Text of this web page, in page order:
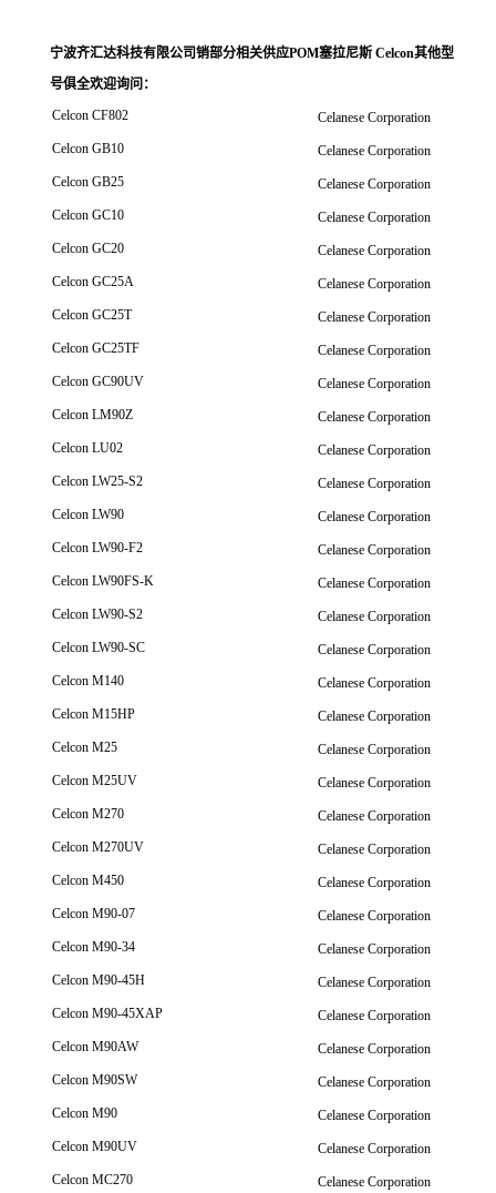
宁波齐汇达科技有限公司销部分相关供应POM塞拉尼斯 Celcon其他型
号俱全欢迎询问 ：
Celcon CF802
Celanese Corporation
Celcon GB10
Celanese Corporation
Celcon GB25
Celanese Corporation
Celcon GC10
Celanese Corporation
Celcon GC20
Celanese Corporation
Celcon GC25A
Celanese Corporation
Celcon GC25T
Celanese Corporation
Celcon GC25TF
Celanese Corporation
Celcon GC90UV
Celanese Corporation
Celcon LM90Z
Celanese Corporation
Celcon LU02
Celanese Corporation
Celcon LW25-S2
Celanese Corporation
Celcon LW90
Celanese Corporation
Celcon LW90-F2
Celanese Corporation
Celcon LW90FS-K
Celanese Corporation
Celcon LW90-S2
Celanese Corporation
Celcon LW90-SC
Celanese Corporation
Celcon M140
Celanese Corporation
Celcon M15HP
Celanese Corporation
Celcon M25
Celanese Corporation
Celcon M25UV
Celanese Corporation
Celcon M270
Celanese Corporation
Celcon M270UV
Celanese Corporation
Celcon M450
Celanese Corporation
Celcon M90-07
Celanese Corporation
Celcon M90-34
Celanese Corporation
Celcon M90-45H
Celanese Corporation
Celcon M90-45XAP
Celanese Corporation
Celcon M90AW
Celanese Corporation
Celcon M90SW
Celanese Corporation
Celcon M90
Celanese Corporation
Celcon M90UV
Celanese Corporation
Celcon MC270
Celanese Corporation